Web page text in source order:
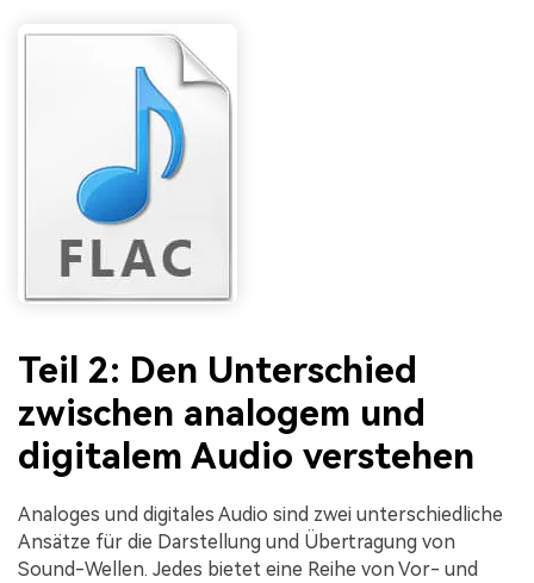
Teil 2: Den Unterschied
zwischen analogem und
digitalem Audio verstehen
Analoges und digitales Audio sind zwei unterschiedliche
Ansätze für die Darstellung und Übertragung von
Sound-Wellen. Jedes bietet eine Reihe von Vor- und